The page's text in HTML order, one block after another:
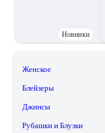
Новинки
Женское
Блейзеры
Джинсы
Рубашки и Блузки